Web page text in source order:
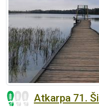
Atkarpa 71.